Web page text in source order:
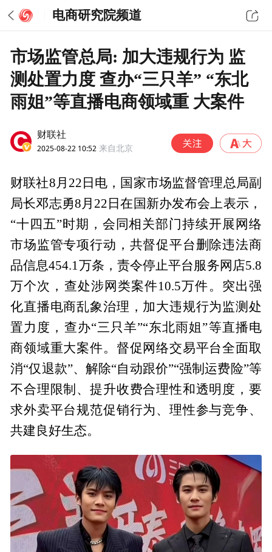
电商研究院频道
市场监管总局: 加大违规行为 监
测处置力度 查办“三只羊” “东北
雨姐”等直播电商领域重 大案件
财联社
2025-08-22 10:52 来自北京
财联社8月22日电，国家市场监督管理总局副
局长邓志勇8月22日在国新办发布会上表示，
“十四五”时期，会同相关部门持续开展网络
市场监管专项行动，共督促平台删除违法商
品信息454.1万条，责令停止平台服务网店5.8
万个次，查处涉网类案件10.5万件。突出强
化直播电商乱象治理，加大违规行为监测处
置力度，查办“三只羊”“东北雨姐”等直播电
商领域重大案件。督促网络交易平台全面取
消“仅退款”、解除“自动跟价”“强制运费险”等
不合理限制、提升收费合理性和透明度，要
求外卖平台规范促销行为、理性参与竞争、
共建良好生态。